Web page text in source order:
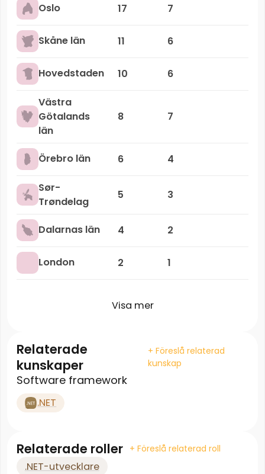
Oslo 17 7
Skåne län 11 6
Hovedstaden 10 6
Västra
Götalands
län
8 7
Örebro län 6 4
Sør-
Trøndelag
5 3
Dalarnas län 4 2
London 2 1
Visa mer
Relaterade
kunskaper
+ Föreslå relaterad
kunskap
Software framework
.NET
Relaterade roller + Föreslå relaterad roll
.NET-utvecklare